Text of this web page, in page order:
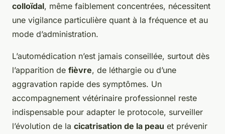
colloïdal, même faiblement concentrées, nécessitent
une vigilance particulière quant à la fréquence et au
mode d’administration.
L’automédication n’est jamais conseillée, surtout dès
l’apparition de fièvre, de léthargie ou d’une
aggravation rapide des symptômes. Un
accompagnement vétérinaire professionnel reste
indispensable pour adapter le protocole, surveiller
l’évolution de la cicatrisation de la peau et prévenir